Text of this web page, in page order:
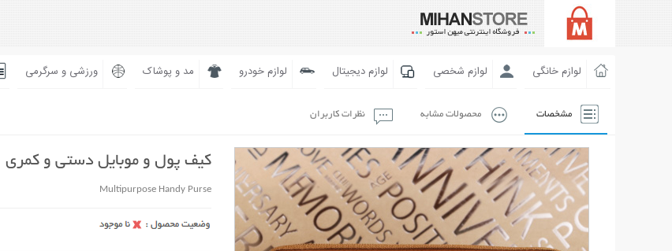
لوازم خانگی لوازم شخصی لوازم دیجیتال لوازم خودرو مد و پوشاک ورزشی و سرگرمی
مشخصات محصولات مشابه نظرات کاربران
کیف پول و موبایل دستی و کمری
Multipurpose Handy Purse